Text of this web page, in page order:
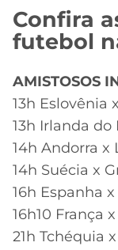
Confira
futebol
AMISTOSOS
13h Eslovênia
13h Irlanda do
14h Andorra x
14h Suécia x
16h Espanha
16h10 França
21h Tchéquia